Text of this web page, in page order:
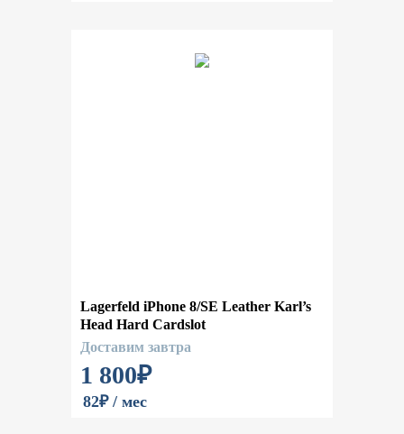
Lagerfeld iPhone 8/SE Leather Karl’s
Head Hard Cardslot
Доставим завтра
1 800₽
82₽ / мес